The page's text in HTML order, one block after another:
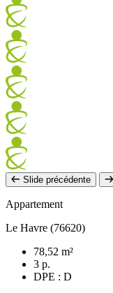
Slide précédente
Appartement
Le Havre (76620)
78,52 m²
3 p.
DPE : D